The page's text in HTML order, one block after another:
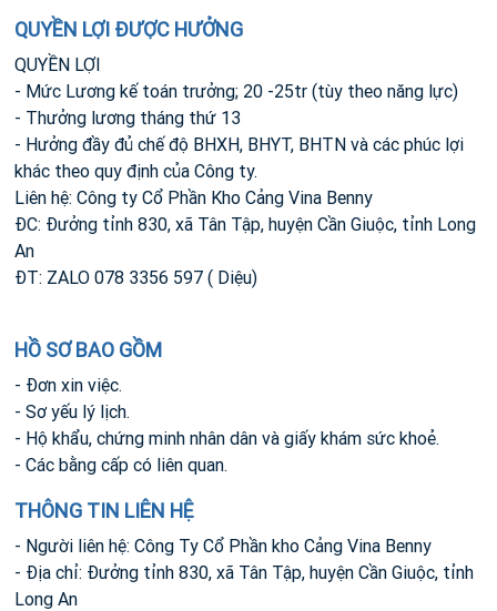
QUYỀN LỢI ĐƯỢC HƯỞNG
QUYỀN LỢI
- Mức Lương kế toán trưởng; 20 -25tr (tùy theo năng lực)
- Thưởng lương tháng thứ 13
- Hưởng đầy đủ chế độ BHXH, BHYT, BHTN và các phúc lợi
khác theo quy định của Công ty.
Liên hệ: Công ty Cổ Phần Kho Cảng Vina Benny
ĐC: Đưởng tỉnh 830, xã Tân Tập, huyện Cần Giuộc, tỉnh Long
An
ĐT: ZALO 078 3356 597 ( Diệu)
HỒ SƠ BAO GỒM
- Đơn xin việc.
- Sơ yếu lý lịch.
- Hộ khẩu, chứng minh nhân dân và giấy khám sức khoẻ.
- Các bằng cấp có liên quan.
THÔNG TIN LIÊN HỆ
- Người liên hệ: Công Ty Cổ Phần kho Cảng Vina Benny
- Địa chỉ: Đưởng tỉnh 830, xã Tân Tập, huyện Cần Giuộc, tỉnh
Long An